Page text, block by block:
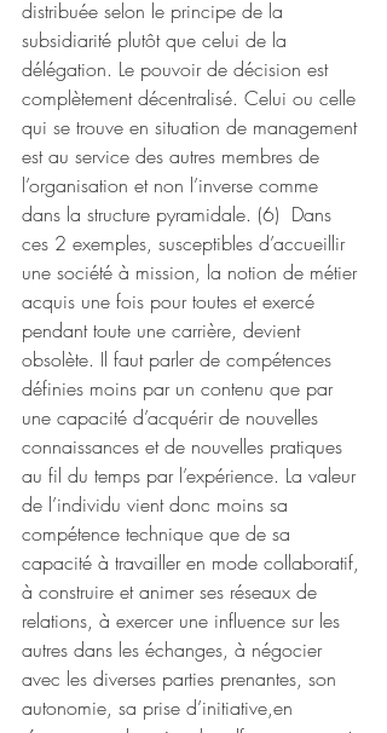
distribuée selon le principe de la
subsidiarité plutôt que celui de la
délégation. Le pouvoir de décision est
complètement décentralisé. Celui ou celle
qui se trouve en situation de management
est au service des autres membres de
l’organisation et non l’inverse comme
dans la structure pyramidale. (6)  Dans
ces 2 exemples, susceptibles d’accueillir
une société à mission, la notion de métier
acquis une fois pour toutes et exercé
pendant toute une carrière, devient
obsolète. Il faut parler de compétences
définies moins par un contenu que par
une capacité d’acquérir de nouvelles
connaissances et de nouvelles pratiques
au fil du temps par l’expérience. La valeur
de l’individu vient donc moins sa
compétence technique que de sa
capacité à travailler en mode collaboratif,
à construire et animer ses réseaux de
relations, à exercer une influence sur les
autres dans les échanges, à négocier
avec les diverses parties prenantes, son
autonomie, sa prise d’initiative,en